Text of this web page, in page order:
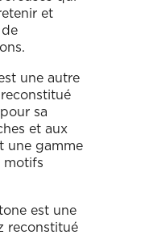
et
une autre
sa
et aux
une gamme
motifs
est une
reconstitué